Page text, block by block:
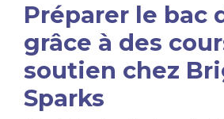
Préparer le bac
grâce à des
soutien chez
Sparks